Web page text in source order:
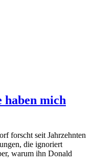
haben mich
forscht seit Jahrzehnten
die ignoriert
warum ihn Donald